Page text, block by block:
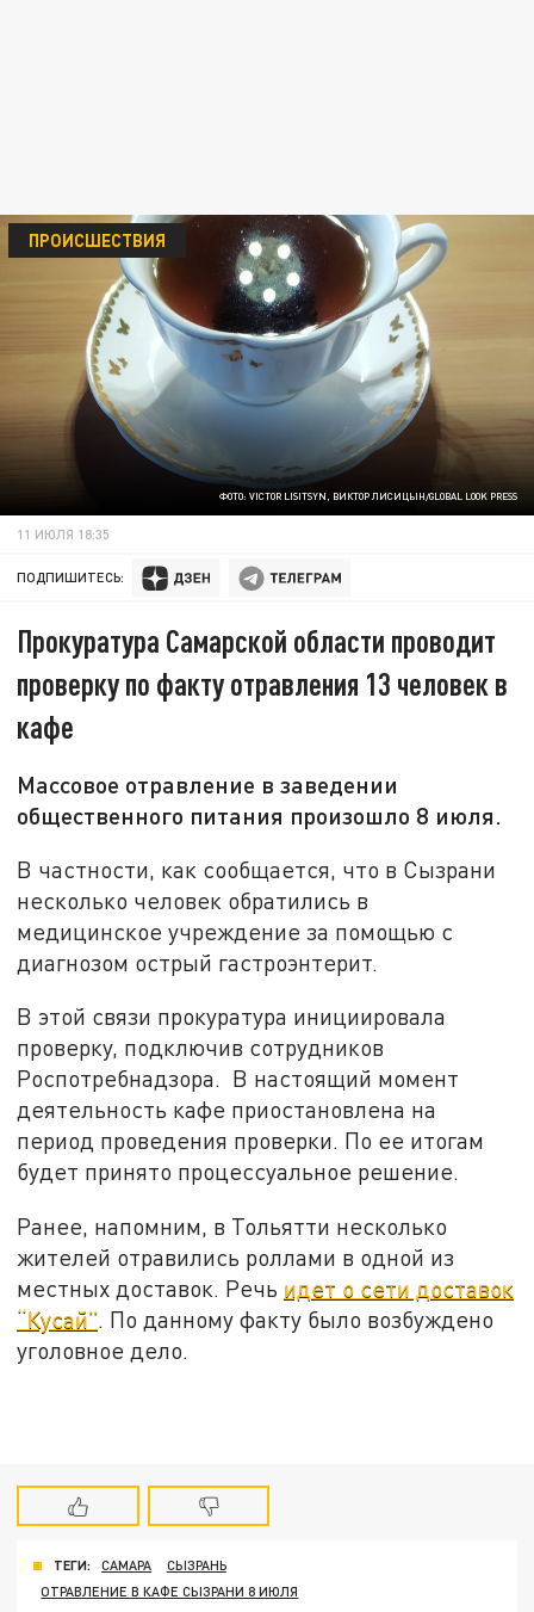
ФОТО: VICTOR LISITSYN, ВИКТОР ЛИСИЦЫН/GLOBAL LOOK PRESS
ПРОИСШЕСТВИЯ
11 ИЮЛЯ 18:35
ПОДПИШИТЕСЬ:
Прокуратура Самарской области проводит
проверку по факту отравления 13 человек в
кафе
Массовое отравление в заведении
общественного питания произошло 8 июля.
В частности, как сообщается, что в Сызрани
несколько человек обратились в
медицинское учреждение за помощью с
диагнозом острый гастроэнтерит.
В этой связи прокуратура инициировала
проверку, подключив сотрудников
Роспотребнадзора. В настоящий момент
деятельность кафе приостановлена на
период проведения проверки. По ее итогам
будет принято процессуальное решение.
Ранее, напомним, в Тольятти несколько
жителей отравились роллами в одной из
местных доставок. Речь идет о сети доставок
“Кусай”. По данному факту было возбуждено
уголовное дело.
ТЕГИ: САМАРА
СЫЗРАНЬ
ОТРАВЛЕНИЕ В КАФЕ СЫЗРАНИ 8 ИЮЛЯ